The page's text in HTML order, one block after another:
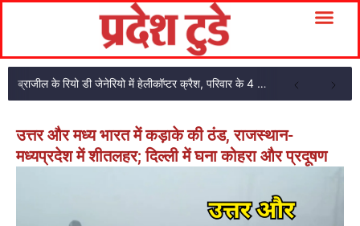
ब्राजील के रियो डी जेनेरियो में हेलीकॉप्टर क्रैश, परिवार के 4 सदस्यों की मौत
उत्तर और मध्य भारत में कड़ाके की ठंड, राजस्थान-
मध्यप्रदेश में शीतलहर; दिल्ली में घना कोहरा और प्रदूषण